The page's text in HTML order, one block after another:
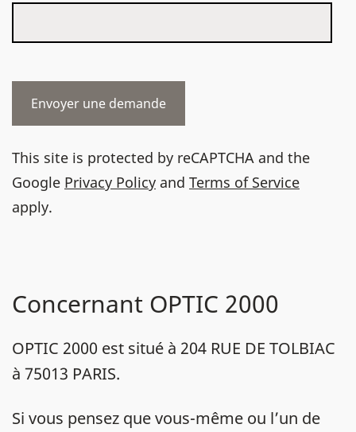
This site is protected by reCAPTCHA and the
Google Privacy Policy and Terms of Service
apply.
Concernant OPTIC 2000
OPTIC 2000 est situé à 204 RUE DE TOLBIAC
à 75013 PARIS.
Si vous pensez que vous-même ou l’un de